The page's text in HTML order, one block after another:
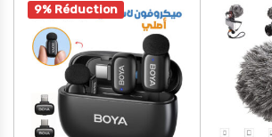
9% Réduction